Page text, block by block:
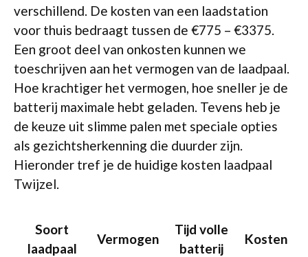
verschillend. De kosten van een laadstation
voor thuis bedraagt tussen de €775 – €3375.
Een groot deel van onkosten kunnen we
toeschrijven aan het vermogen van de laadpaal.
Hoe krachtiger het vermogen, hoe sneller je de
batterij maximale hebt geladen. Tevens heb je
de keuze uit slimme palen met speciale opties
als gezichtsherkenning die duurder zijn.
Hieronder tref je de huidige kosten laadpaal
Twijzel.
Soort
laadpaal
Vermogen
Tijd volle
batterij
Kosten